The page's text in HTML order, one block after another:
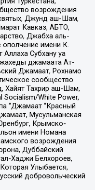
возрождения
Джунд аш-Шам,
Кавказ, АБТО,
Джабха аль-
имени К.
Субхану уа
джамаата Ат-
Джамаат, Рохнамо
сообщество
Хайят Тахрир аш-Шам,
White Power,
“Джамаат “Красный
Мусульманская
Крымско-
имени Номана
возрождения
Дуббайский
Хаджи Белхороев,
Улыбается,
добровольческий